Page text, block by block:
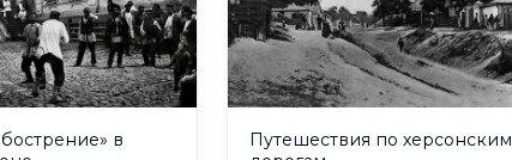
в
Путешествия по херсонским